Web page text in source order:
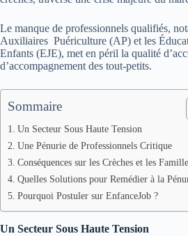
Le manque de professionnels qualifiés,
Auxiliaires Puériculture (AP) et les
Enfants (EJE), met en péril la qualité
d’accompagnement des tout-petits.
Sommaire
Un Secteur Sous Haute Tension
Une Pénurie de Professionnels Critique
Conséquences sur les Crèches et les
Quelles Solutions pour Remédier à la
Pourquoi Postuler sur EnfanceJob ?
Un Secteur Sous Haute Tension